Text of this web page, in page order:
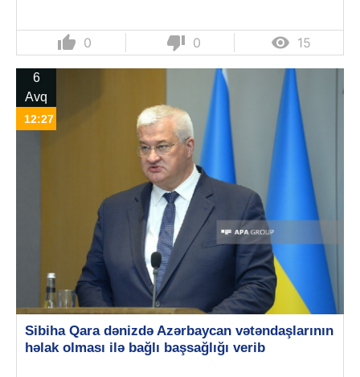
thumb_up 0 thumb_down 0  15
6
Avq
12:27
Sibiha Qara dənizdə Azərbaycan vətəndaşlarının
həlak olması ilə bağlı başsağlığı verib